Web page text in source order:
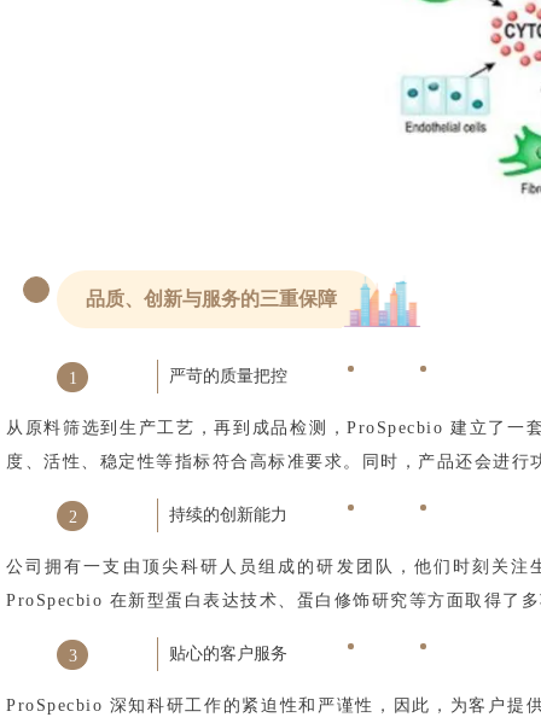
品质、创新与服务的三重保障
1 严苛的质量把控
从原料筛选到生产工艺，再到成品检测，ProSpecbio 建立了
度、活性、稳定性等指标符合高标准要求。同时，产品还会进
2 持续的创新能力
公司拥有一支由顶尖科研人员组成的研发团队，他们时刻关
ProSpecbio 在新型蛋白表达技术、蛋白修饰研究等方面取得了
3 贴心的客户服务
ProSpecbio 深知科研工作的紧迫性和严谨性，因此，为客户